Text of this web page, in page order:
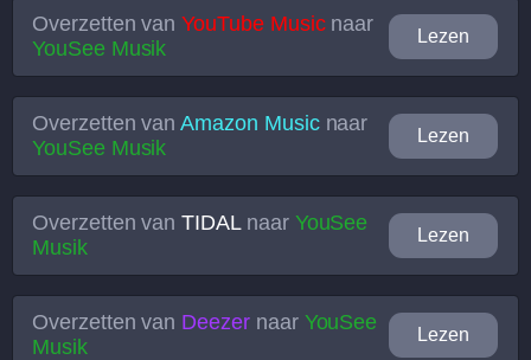
Overzetten vanYouTube Musicnaar
YouSee Musik
Lezen
Overzetten vanAmazon Musicnaar
YouSee Musik
Lezen
Overzetten vanTIDALnaar YouSee
Musik
Lezen
Overzetten van Deezernaar YouSee
Musik
Lezen